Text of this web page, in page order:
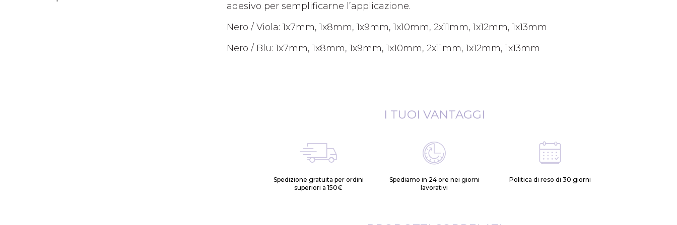
adesivo per semplificarne l’applicazione.
Nero / Viola: 1x7mm, 1x8mm, 1x9mm, 1x10mm, 2x11mm, 1x12mm, 1x13mm
Nero / Blu: 1x7mm, 1x8mm, 1x9mm, 1x10mm, 2x11mm, 1x12mm, 1x13mm
I TUOI VANTAGGI
Spedizione gratuita per ordini
superiori a 150€
Spediamo in 24 ore nei giorni
lavorativi
Politica di reso di 30 giorni